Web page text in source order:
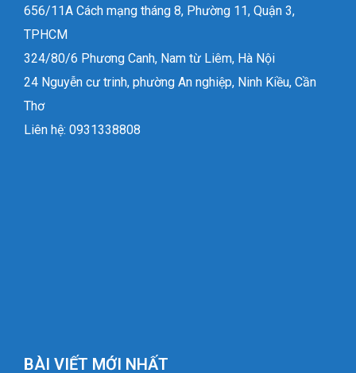
656/11A Cách mạng tháng 8, Phường 11, Quận 3,
TPHCM
324/80/6 Phương Canh, Nam từ Liêm, Hà Nội
24 Nguyễn cư trinh, phường An nghiệp, Ninh Kiều, Cần
Thơ
Liên hệ: 0931338808
BÀI VIẾT MỚI NHẤT